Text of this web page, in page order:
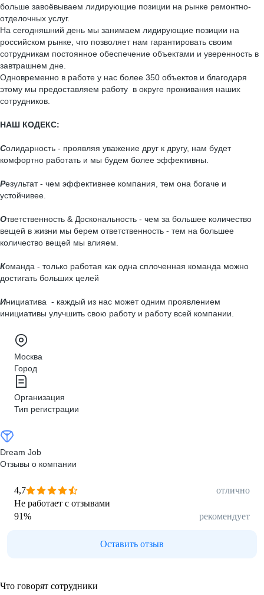
больше завоёвываем лидирующие позиции на рынке ремонтно-
отделочных услуг.
На сегодняшний день мы занимаем лидирующие позиции на
российском рынке, что позволяет нам гарантировать своим
сотрудникам постоянное обеспечение объектами и уверенность в
завтрашнем дне.
Одновременно в работе у нас более 350 объектов и благодаря
этому мы предоставляем работу в округе проживания наших
сотрудников.
НАШ КОДЕКС:
Солидарность - проявляя уважение друг к другу, нам будет
комфортно работать и мы будем более эффективны.
Результат - чем эффективнее компания, тем она богаче и
устойчивее.
Ответственность & Доскональность - чем за большее количество
вещей в жизни мы берем ответственность - тем на большее
количество вещей мы влияем.
Команда - только работая как одна сплоченная команда можно
достигать больших целей
Инициатива - каждый из нас может одним проявлением
инициативы улучшить свою работу и работу всей компании.
Москва
Город
Организация
Тип регистрации
Dream Job
Отзывы о компании
4,7
отлично
Не работает с отзывами
91% рекомендует
Оставить отзыв
Что говорят сотрудники